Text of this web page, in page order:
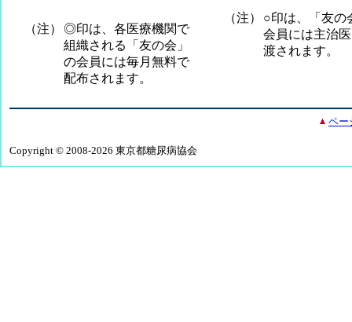
（注）
◎印は、各医療機関で
組織される「友の会」
の会員には毎月無料で
配布されます。
（注）
○印は、「友の
会員には主治
渡されます。
ペー
Copyright © 2008-2026 東京都糖尿病協会